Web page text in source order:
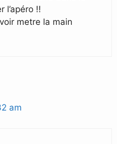
l’apéro !!
metre la main
am